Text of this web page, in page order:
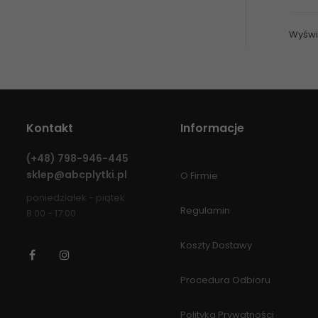
Kontakt
(+48) 798-946-445
sklep@abcplytki.pl
poniedziałek - piątek
8:00 - 17:00
Facebook
Informacje
O Firmie
Regulamin
Koszty Dostawy
Procedura Odbioru
Polityka Prywatności